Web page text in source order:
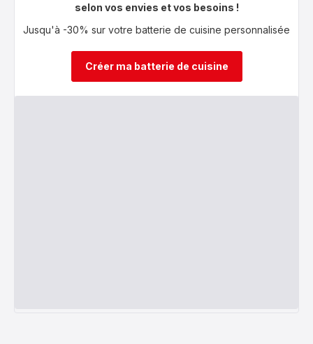
selon vos envies et vos besoins !
Jusqu'à -30% sur votre batterie de cuisine personnalisée
Créer ma batterie de cuisine